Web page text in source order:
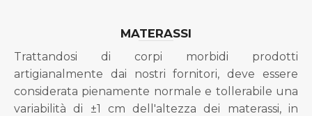
MATERASSI
Trattandosi di corpi morbidi prodotti
artigianalmente dai nostri fornitori, deve essere
considerata pienamente normale e tollerabile una
variabilità di ±1 cm dell'altezza dei materassi, in